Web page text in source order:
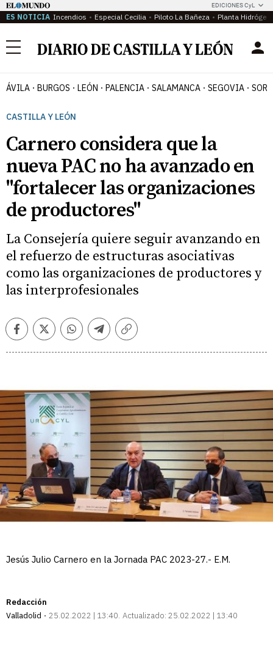
EDICIONES CyL
ES NOTICIA Incendios Especial Cecilia Piloto La Bañeza Planta
Menú
ÁVILA BURGOS LEÓN PALENCIA SALAMANCA SEGOVIA
CASTILLA Y LEÓN
Carnero considera que la
nueva PAC no ha avanzado en
"fortalecer las organizaciones
de productores"
La Consejería quiere seguir avanzando en
el refuerzo de estructuras asociativas
como las organizaciones de productores y
las interprofesionales
FacebookTwitterWhatsappTelegramCopiar
Jesús Julio Carnero en la Jornada PAC 2023-27.- E.M.
Redacción
Valladolid
25.02.2022 | 13:40 Actualizado: 25.02.2022 | 13:40